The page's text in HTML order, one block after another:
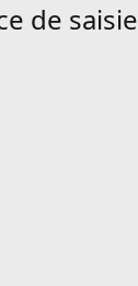
de saisie